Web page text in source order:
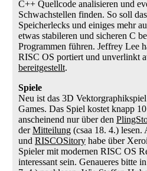
C++ Quellcode analisieren und
Schwachstellen finden. So soll
Speicherlecks und einiges mehr
etwas stabileren und sicheren C
Programmen führen. Jeffrey Lee
RISC OS portiert und unverlinkt
bereitgestellt.
Spiele
Neu ist das 3D Vektorgraphikspiel
Games. Das Spiel kostet knapp
anscheinend nur über den
derMitteilung (csaa 18. 4.) lesen.
und RISCOSitory habe über
Spieler mit modernen RISC OS
interessant sein. Genaueres bitte